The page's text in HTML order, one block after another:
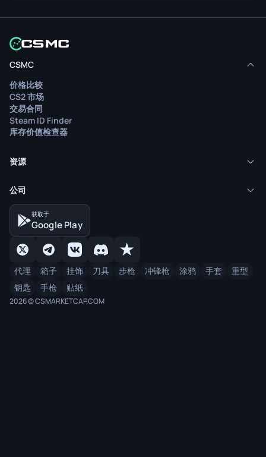
CSMC
价格比较
CS2 市场
交易合同
Steam ID Finder
库存价值检查器
资源
公司
获取于
Google Play
代理 箱子 挂饰 刀具 步枪 冲锋枪 涂鸦 手套
重型
钥匙
手枪 贴纸
2026 © CSMARKETCAP.COM